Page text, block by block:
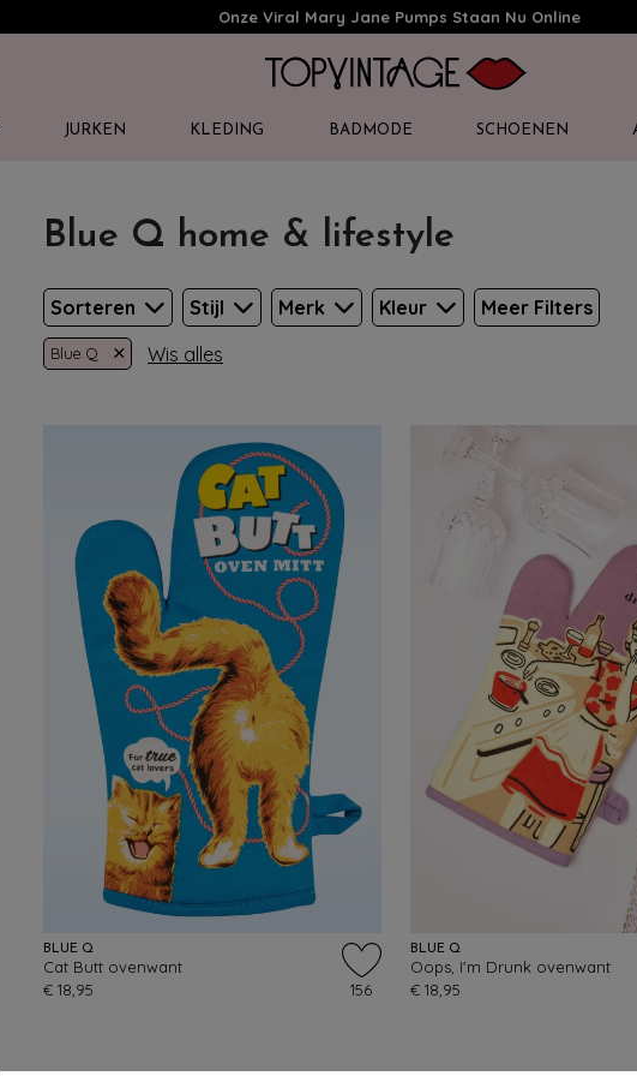
Onze Viral Mary Jane Pumps Staan Nu Online
JURKEN KLEDING BADMODE SCHOENEN
Blue Q home & lifestyle
Sorteren Stijl Merk Kleur Meer Filters
Blue Q × Wis alles
BLUE Q
Cat Butt ovenwant
€ 18,95
156
BLUE Q
Oops, I'm Drunk ovenwant
€ 18,95